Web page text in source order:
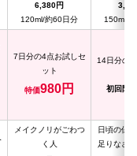
6,380円
120ml/約60日分
150ml/
7日分の4点お試しセ
ット
特価980円
14日分の
初回限
メイクノリがごわつ
く人
日頃の保
足りなさ